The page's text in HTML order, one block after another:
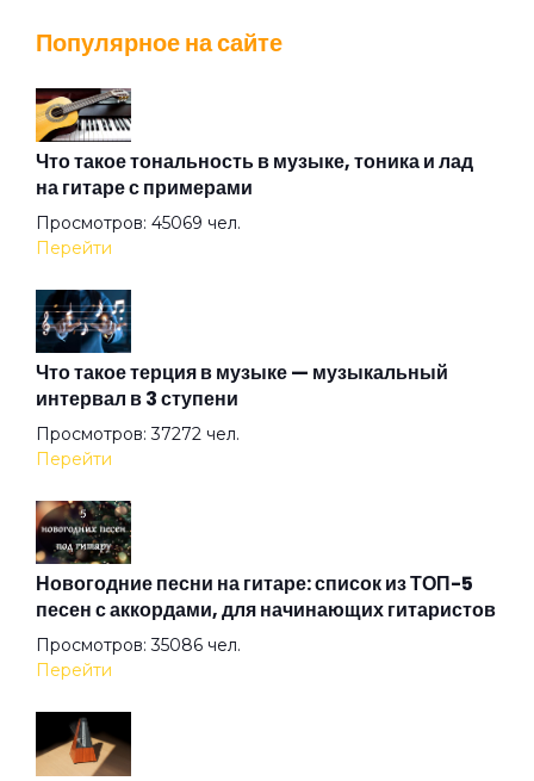
Горький ангел (Призрак сладкой N)
Если будет дождь
Если ты хочешь
Жизнь в зоопарке
Звезда рок-н-ролла
Золотые львы
Иллюзии
Популярное на сайте
Что такое тональность в музыке, тоника и лад
на гитаре с примерами
Просмотров: 45069 чел.
Перейти
Что такое терция в музыке — музыкальный
интервал в 3 ступени
Просмотров: 37272 чел.
Перейти
Новогодние песни на гитаре: список из ТОП-5
песен с аккордами, для начинающих гитаристов
Просмотров: 35086 чел.
Перейти